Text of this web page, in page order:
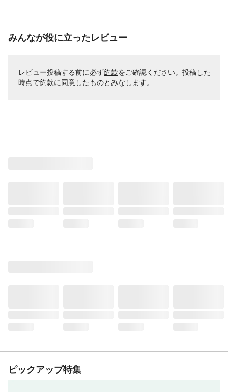
みんなが役に立ったレビュー
レビュー投稿する前に必ず約款をご確認ください。投稿した
時点で約款に同意したものとみなします。
ピックアップ特集